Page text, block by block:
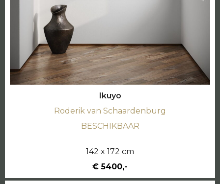
Ikuyo
Roderik van Schaardenburg
BESCHIKBAAR
142 x 172 cm
€ 5400,-